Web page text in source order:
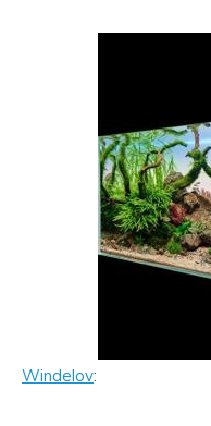
Windelov: